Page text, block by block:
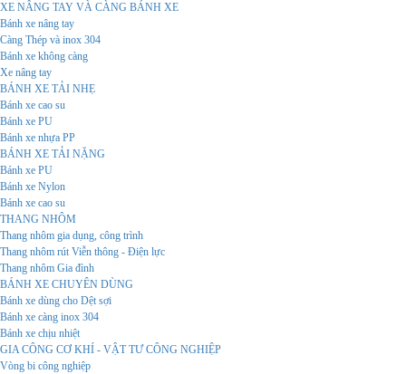
XE NÂNG TAY VÀ CÀNG BÁNH XE
Bánh xe nâng tay
Càng Thép và inox 304
Bánh xe không càng
Xe nâng tay
BÁNH XE TẢI NHẸ
Bánh xe cao su
Bánh xe PU
Bánh xe nhựa PP
BÁNH XE TẢI NẶNG
Bánh xe PU
Bánh xe Nylon
Bánh xe cao su
THANG NHÔM
Thang nhôm gia dụng, công trình
Thang nhôm rút Viễn thông - Điện lực
Thang nhôm Gia đình
BÁNH XE CHUYÊN DÙNG
Bánh xe dùng cho Dệt sợi
Bánh xe càng inox 304
Bánh xe chịu nhiệt
GIA CÔNG CƠ KHÍ - VẬT TƯ CÔNG NGHIỆP
Vòng bi công nghiệp